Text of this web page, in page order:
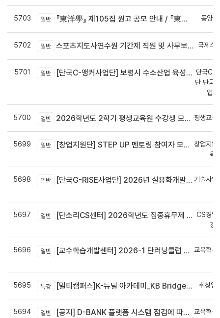
5703 일반 『東洋學』 제105집 원고 공모 안내 / 『東洋學』第105輯征稿启事 / Call for Papers : The Oriental Studies, the 105th Issue 동양
5702 일반 스포츠지도사연수원 기간제 직원 및 사무보조원 채용 공고 국제스
5701 일반 [단국C-앵커사업단] 보령시 수소산업 육성을 위한 기업 지원사업 모집공고
단국C-
단 단국
업
5700 일반 2026학년도 2학기 평생교육원 수강생 모집안내 평생교육
5699 일반 [창업지원단] STEP UP 멘토링 참여자 모집(~7월 29일)
창업지원
육
5698 일반 [단국G-RISE사업단] 2026년 실용화개발 지원(Grant) 과제 공고_~8/14(금)까지
기술사업
5697 일반 [단소리CS센터] 2026학년도 집중휴무제 안내 (EMS 및 이메일 발송 접수기한 : 7/24(금) 오후 12시까지)
CS경영
경
5696 일반 [교수학습개발센터] 2026-1 단러닝클럽 Best Practice 공모전 결과 안내
교육혁신
5695 특강 [멀티캠퍼스]K-뉴딜 아카데미_KB Bridge 과정 취창업
5694 일반 [공지] D-BANK 플랫폼 시스템 점검에 따른 서비스 일시 중단 안내
교육혁신